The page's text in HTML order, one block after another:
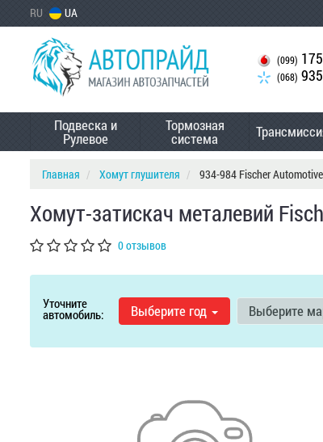
RU UA
(099)
(068)
Подвеска и
Рулевое
Тормозная
система
Главная Хомут глушителя 934-984 Fischer Automotive
Хомут-затискач металевий
0 отзывов
Уточните
автомобиль: Выберите год Выберите